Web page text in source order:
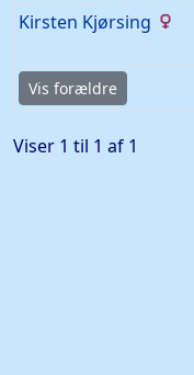
Kirsten Kjørsing
Vis forældre
Viser 1 til 1 af 1